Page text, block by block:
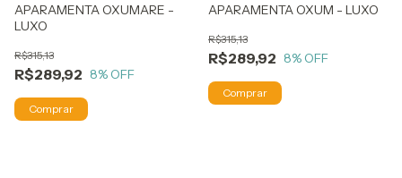
APARAMENTA OXUMARE -
LUXO
R$289,92
R$315,13
8% OFF
APARAMENTA OXUM - LUXO
R$289,92
R$315,13
8% OFF